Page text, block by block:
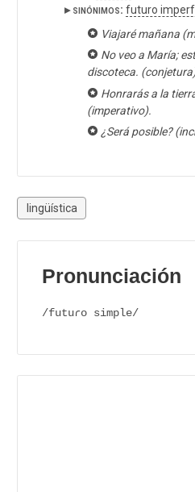
▸ sinónimos: futuro
Viajaré mañana
No veo a María;
discoteca.
Honrarás a la
(imperativo).
¿Será posible?
lingüística
Pronunciación
/futuɾo simple/